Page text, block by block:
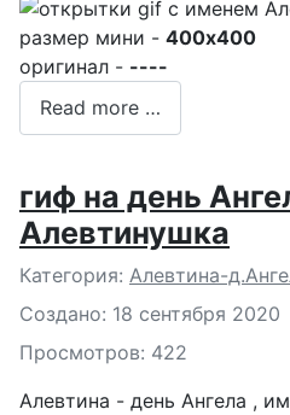
размер мини - 400x400
оригинал - ----
Read more …
гиф на день
Алевтинушка
Подробности
Категория: Алевтина-
Создано: 18 сентября 2020
Просмотров: 422
Алевтина - день Ангела ,